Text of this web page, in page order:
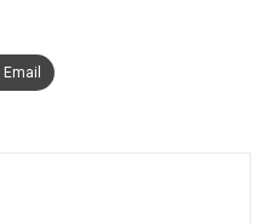
Email